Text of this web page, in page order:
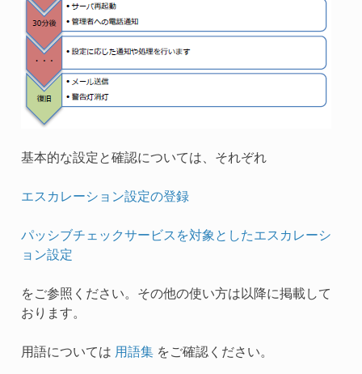
基本的な設定と確認については、それぞれ
エスカレーション設定の登録
パッシブチェックサービスを対象としたエスカレーシ
ョン設定
をご参照ください。その他の使い方は以降に掲載して
おります。
用語については 用語集をご確認ください。